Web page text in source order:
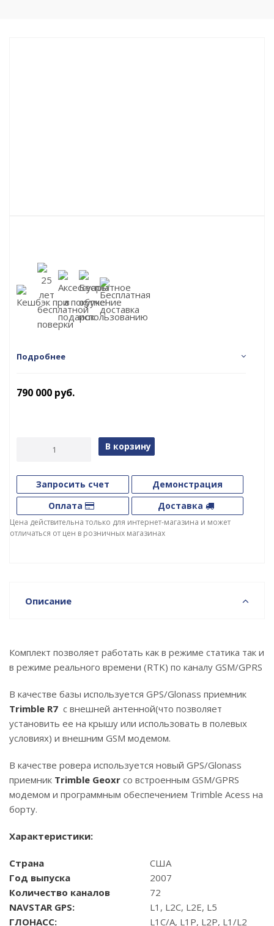
Подробнее
790 000 руб.
В корзину
Запросить счет
Демонстрация
Оплата
Доставка
Цена действительна только для интернет-магазина и может
отличаться от цен в розничных магазинах
Описание
Комплект позволяет работать как в режиме статика так и
в режиме реального времени (RTK) по каналу GSM/GPRS
В качестве базы используется GPS/Glonass приемник
Trimble R7 с внешней антенной(что позволяет
установить ее на крышу или использовать в полевых
условиях) и внешним GSM модемом.
В качестве ровера используется новый GPS/Glonass
приемник Trimble Geoxr со встроенным GSM/GPRS
модемом и программным обеспечением Trimble Acess на
борту.
Характеристики:
Страна
США
Год выпуска
2007
Количество каналов
72
NAVSTAR GPS:
L1, L2C, L2E, L5
ГЛОНАСС:
L1C/A, L1P, L2P, L1/L2